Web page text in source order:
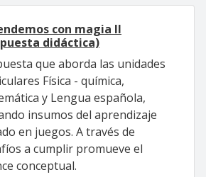
con magia II
didáctica)
que aborda las unidades
Física - química,
y Lengua española,
insumos del aprendizaje
en juegos. A través de
a cumplir promueve el
conceptual.